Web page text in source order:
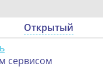
Открытый
сервисом